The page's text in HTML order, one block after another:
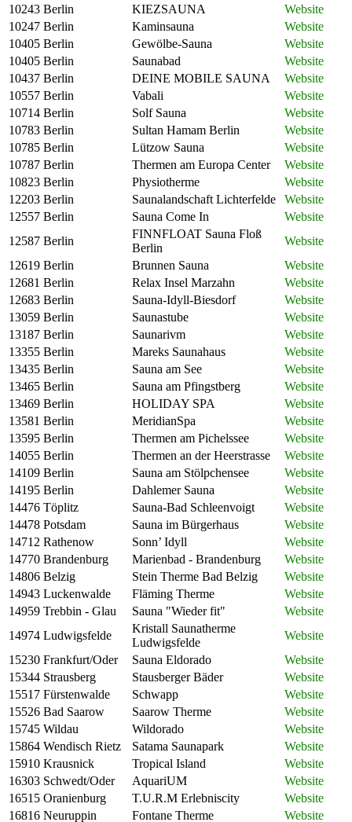
10243 Berlin KIEZSAUNA
Website
10247 Berlin Kaminsauna
Website
10405 Berlin Gewölbe-Sauna
Website
10405 Berlin Saunabad
Website
10437 Berlin DEINE MOBILE SAUNA
Website
10557 Berlin Vabali
Website
10714 Berlin Solf Sauna
Website
10783 Berlin Sultan Hamam Berlin
Website
10785 Berlin Lützow Sauna
Website
10787 Berlin Thermen am Europa Center
Website
10823 Berlin Physiotherme
Website
12203 Berlin Saunalandschaft Lichterfelde
Website
12557 Berlin Sauna Come In
Website
12587 Berlin
FINNFLOAT Sauna Floß
Berlin
Website
12619 Berlin Brunnen Sauna
Website
12681 Berlin Relax Insel Marzahn
Website
12683 Berlin Sauna-Idyll-Biesdorf
Website
13059 Berlin Saunastube
Website
13187 Berlin Saunarivm
Website
13355 Berlin Mareks Saunahaus
Website
13435 Berlin Sauna am See
Website
13465 Berlin Sauna am Pfingstberg
Website
13469 Berlin HOLIDAY SPA
Website
13581 Berlin MeridianSpa
Website
13595 Berlin Thermen am Pichelssee
Website
14055 Berlin Thermen an der Heerstrasse
Website
14109 Berlin Sauna am Stölpchensee
Website
14195 Berlin Dahlemer Sauna
Website
14476 Töplitz Sauna-Bad Schleenvoigt
Website
14478 Potsdam Sauna im Bürgerhaus
Website
14712 Rathenow Sonn’ Idyll
Website
14770 Brandenburg Marienbad - Brandenburg
Website
14806 Belzig Stein Therme Bad Belzig
Website
14943 Luckenwalde Fläming Therme
Website
14959 Trebbin - Glau Sauna "Wieder fit"
Website
14974 Ludwigsfelde
Kristall Saunatherme
Ludwigsfelde
Website
15230 Frankfurt/Oder Sauna Eldorado
Website
15344 Strausberg Stausberger Bäder
Website
15517 Fürstenwalde Schwapp
Website
15526 Bad Saarow Saarow Therme
Website
15745 Wildau Wildorado
Website
15864 Wendisch Rietz Satama Saunapark
Website
15910 Krausnick Tropical Island
Website
16303 Schwedt/Oder AquariUM
Website
16515 Oranienburg T.U.R.M Erlebniscity
Website
16816 Neuruppin Fontane Therme Website